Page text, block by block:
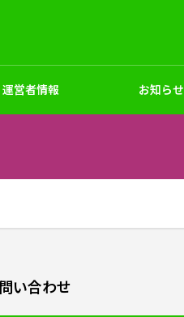
運営者情報 お知らせ
デザイン
問い合わせ